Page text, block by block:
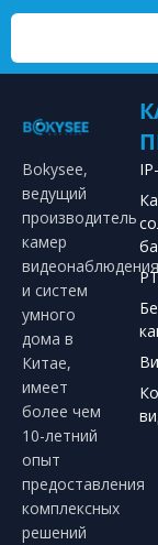
Bokysee,
ведущий
производитель
камер
видеонаблюдения
и систем
умного
дома в
Китае,
имеет
более чем
10-летний
опыт
предоставления
комплексных
решений